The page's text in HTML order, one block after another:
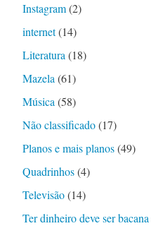
Instagram(2)
internet(14)
Literatura (18)
Mazela (61)
Música (58)
Não classificado(17)
Planos e mais planos(49)
Quadrinhos(4)
Televisão(14)
Ter dinheiro deve ser bacana